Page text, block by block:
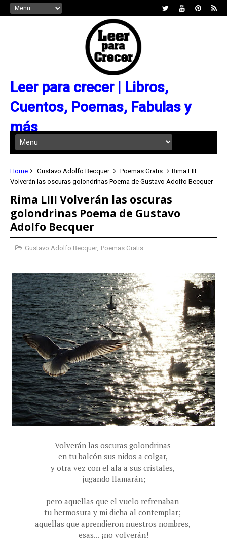
Leer para crecer | Libros,
Cuentos, Poemas, Fabulas y
más
Home Gustavo Adolfo Becquer Poemas Gratis
Rima LIII
Volverán las oscuras golondrinas Poema de Gustavo Adolfo Becquer
Rima LIII Volverán las oscuras
golondrinas Poema de Gustavo
Adolfo Becquer
Gustavo Adolfo Becquer, Poemas Gratis
Volverán las oscuras golondrinas
en tu balcón sus nidos a colgar,
y otra vez con el ala a sus cristales,
jugando llamarán;
pero aquellas que el vuelo refrenaban
tu hermosura y mi dicha al contemplar;
aquellas que aprendieron nuestros nombres,
esas... ¡no volverán!